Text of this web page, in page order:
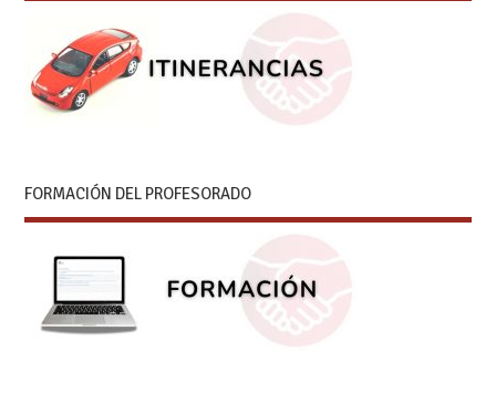
FORMACIÓN DEL PROFESORADO